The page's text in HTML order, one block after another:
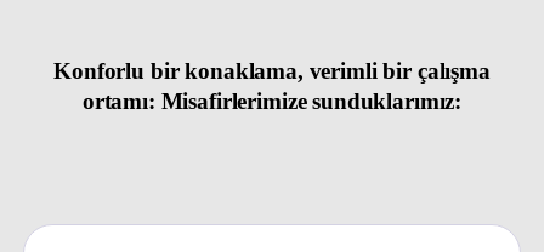
Konforlu bir konaklama, verimli bir çalışma
ortamı: Misafirlerimize sunduklarımız: